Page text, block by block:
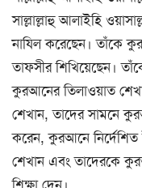
সাল্লাল্লাহু আলাইহি
নাযিল করেছেন। তাঁকে
তাফসীর শিখিয়েছেন।
কুরআনের তিলাওয়াত
শেখান, তাদের সামনে
করেন, কুরআনে
শেখান এবং তাদেরকে